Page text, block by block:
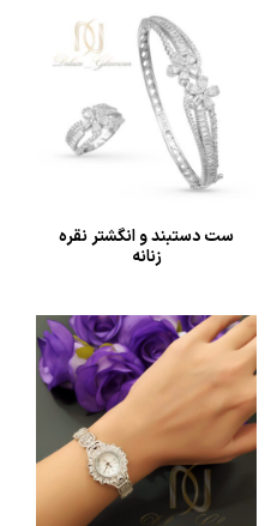
ست دستبند و انگشتر نقره
زنانه